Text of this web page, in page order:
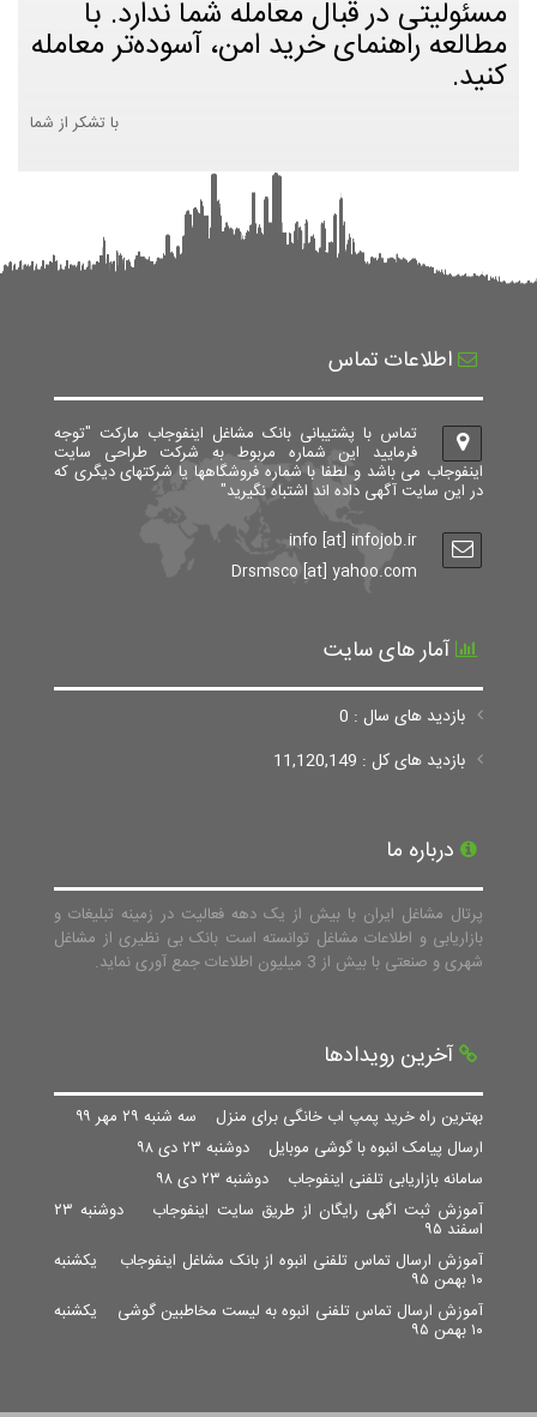
مسئولیتی در قبال معامله شما ندارد. با
مطالعه راهنمای خرید امن، آسوده‌تر معامله
کنید.
با تشکر از شما
اطلاعات تماس
تماس با پشتیبانی بانک مشاغل اینفوجاب مارکت "توجه
فرمایید این شماره مربوط به شرکت طراحی سایت
اینفوجاب می باشد و لطفا با شماره فروشگاهها یا شرکتهای دیگری که
در این سایت آگهی داده اند اشتباه نگیرید"
info [at] infojob.ir
Drsmsco [at] yahoo.com
آمار های سایت
بازدید های سال : 0
بازدید های کل : 11,120,149
درباره ما
پرتال مشاغل ایران با بیش از یک دهه فعالیت در زمینه تبلیغات و
بازاریابی و اطلاعات مشاغل توانسته است بانک بی نظیری از مشاغل
شهری و صنعتی با بیش از 3 میلیون اطلاعات جمع آوری نماید.
آخرین رویدادها
بهترین راه خرید پمپ اب خانگی برای منزل سه شنبه ۲۹ مهر ۹۹
ارسال پیامک انبوه با گوشی موبایل دوشنبه ۲۳ دی ۹۸
سامانه بازاریابی تلفنی اینفوجاب دوشنبه ۲۳ دی ۹۸
آموزش ثبت اگهی رایگان از طریق سایت اینفوجاب
دوشنبه ۲۳
اسفند ۹۵
آموزش ارسال تماس تلفنی انبوه از بانک مشاغل اینفوجاب یکشنبه
۱۰ بهمن ۹۵
آموزش ارسال تماس تلفنی انبوه به لیست مخاطبین گوشی یکشنبه
۱۰ بهمن ۹۵